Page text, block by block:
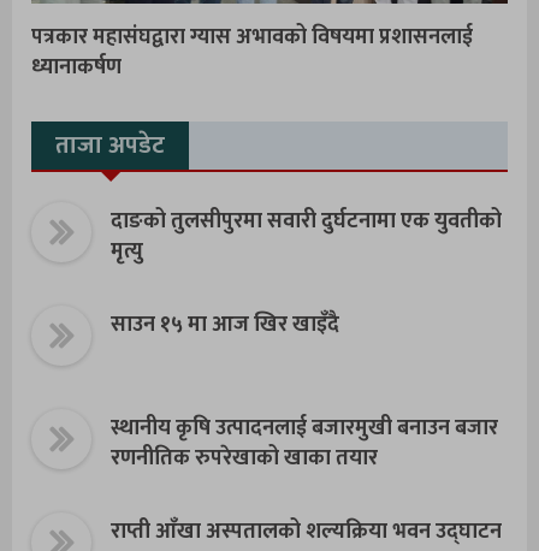
पत्रकार महासंघद्वारा ग्यास अभावको विषयमा प्रशासनलाई
ध्यानाकर्षण
ताजा अपडेट
दाङको तुलसीपुरमा सवारी दुर्घटनामा एक युवतीको
मृत्यु
साउन १५ मा आज खिर खाइँदै
स्थानीय कृषि उत्पादनलाई बजारमुखी बनाउन बजार
रणनीतिक रुपरेखाको खाका तयार
राप्ती आँखा अस्पतालको शल्यक्रिया भवन उद्घाटन